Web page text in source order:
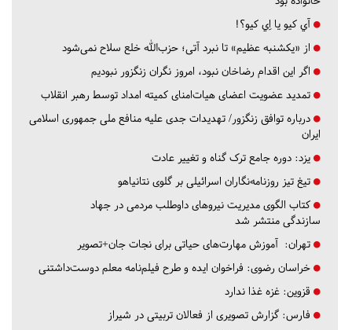
آي كيو يا اِي كيو؟!
از «یکشنبه عظیم» تا نبرد آتی؛ حزب‌الله خلع سلاح نمی‌شود
اگر این اقدام رضاخان نبود، امروز نگران زنگزور نبودیم
تمدید عضویت اعضای هیات‌امنای کمیته امداد توسط رهبر انقلاب
درباره توافق زنگزور/ تهدیدات جدی علیه منافع ملی جمهوری اسلامی
ایران
یزد: دوره جامع ترک گناه و تغییر عادت
تیغ تیز روزنامه‌نگاران اسرائیلی بر گلوی نتانیاهو
کتاب الگوی مدیریت نیروهای داوطلب مردمی در جهاد
سازندگی منتشر شد
تهران: آموزش مهارت‌های حیاتی برای نجات جان+تصویر
خراسان رضوی: فراخوان ایده و طرح فیلم‌نامه معلم دوست‌داشتنی
قزوین: غزه غذا ندارد
فارس: گزارش تصویری از فعالان تربیتی در شیراز